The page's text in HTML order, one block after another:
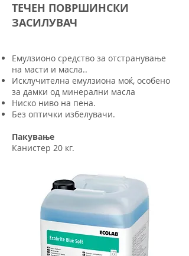
ТЕЧЕН ПОВРШИНСКИ
ЗАСИЛУВАЧ
Емулзионо средство за отстранување
на масти и масла..
Исклучителна емулзиона моќ, особено
за дамки од минерални масла
Ниско ниво на пена.
Без оптички избелувачи.
Пакување
Канистер 20 кг.